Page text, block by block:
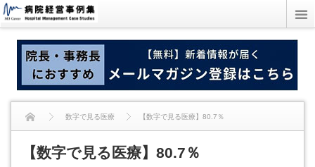
数字で見る医療 【数字で見る医療】80.7％
【数字で見る医療】80.7％